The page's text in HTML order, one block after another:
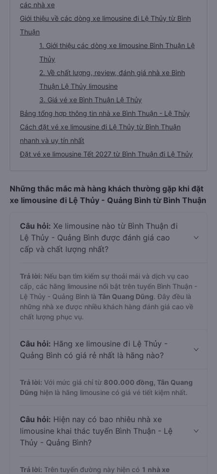
các nhà xe
Giới thiệu về các dòng xe limousine đi Lệ Thủy từ Bình
Thuận
1. Giới thiệu các dòng xe limousine Bình Thuận Lệ
Thủy
2. Về chất lượng, review, đánh giá nhà xe Bình
Thuận Lệ Thủy limousine
3. Giá vé xe Bình Thuận Lệ Thủy
Bảng tổng hợp thông tin nhà xe Bình Thuận - Lệ Thủy
Cách đặt vé xe limousine đi Lệ Thủy từ Bình Thuận
nhanh và uy tín nhất
Đặt vé xe limousine Tết 2027 từ Bình Thuận đi Lệ Thủy
Những thắc mắc mà hàng khách thường gặp khi đặt
xe limousine đi Lệ Thủy - Quảng Bình từ Bình Thuận
Câu hỏi: Xe limousine nào từ Bình Thuận đi
Lệ Thủy - Quảng Bình được đánh giá cao
cấp và chất lượng nhất?
Trả lời: Nếu bạn tìm kiếm sự thoải mái và dịch vụ cao
cấp, các hãng limousine nổi bật trên tuyến Bình Thuận -
Lệ Thủy - Quảng Bình là Tân Quang Dũng. Đây đều là
những nhà xe được nhiều khách hàng đánh giá cao về
chất lượng phục vụ.
Câu hỏi: Hãng xe limousine đi Lệ Thủy -
Quảng Bình có giá rẻ nhất là hãng nào?
Trả lời: Với mức giá chỉ từ 800.000 đồng, Tân Quang
Dũng hiện là hãng limousine có giá vé tiết kiệm nhất.
Câu hỏi: Hiện nay có bao nhiêu nhà xe
limousine khai thác tuyến Bình Thuận - Lệ
Thủy - Quảng Bình?
Trả lời: Trên tuyến đường này hiện có 1 nhà xe